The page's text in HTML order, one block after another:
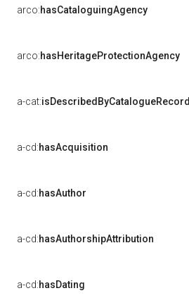
arco:hasCataloguingAgency
arco:hasHeritageProtectionAgency
a-cat:isDescribedByCatalogueRecord
a-cd:hasAcquisition
a-cd:hasAuthor
a-cd:hasAuthorshipAttribution
a-cd:hasDating